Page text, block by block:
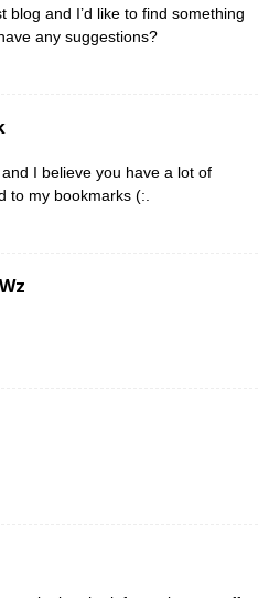
blog and I’d like to find something
any suggestions?
I believe you have a lot of
to my bookmarks (:.